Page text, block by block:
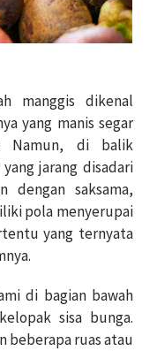
manggis dikenal
yang manis segar
Namun, di balik
jarang disadari
dengan saksama,
pola menyerupai
yang ternyata
di bagian bawah
sisa bunga.
beberapa ruas atau